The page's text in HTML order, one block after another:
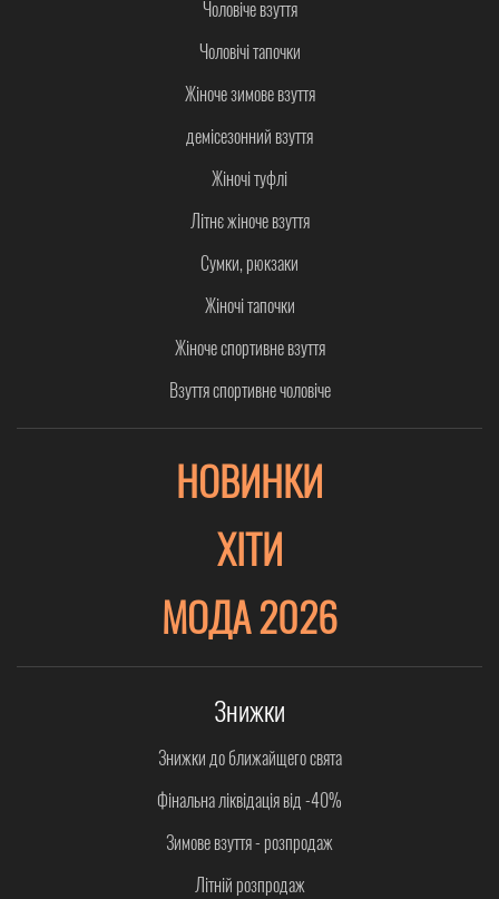
Чоловіче взуття
Чоловічі тапочки
Жіноче зимове взуття
демісезонний взуття
Жіночі туфлі
Літнє жіноче взуття
Сумки, рюкзаки
Жіночі тапочки
Жіноче спортивне взуття
Взуття спортивне чоловіче
НОВИНКИ
ХІТИ
МОДА 2026
Знижки
Знижки до ближайщего свята
Фінальна ліквідація від -40%
Зимове взуття - розпродаж
Літній розпродаж